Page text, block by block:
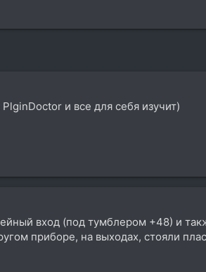
и все для себя изучит)
вход (под тумблером +48) и
приборе, на выходах, стояли